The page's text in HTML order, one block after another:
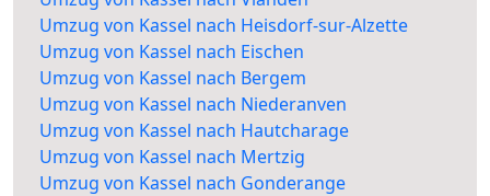
Umzug von Kassel nach Heisdorf-sur-Alzette
Umzug von Kassel nach Eischen
Umzug von Kassel nach Bergem
Umzug von Kassel nach Niederanven
Umzug von Kassel nach Hautcharage
Umzug von Kassel nach Mertzig
Umzug von Kassel nach Gonderange